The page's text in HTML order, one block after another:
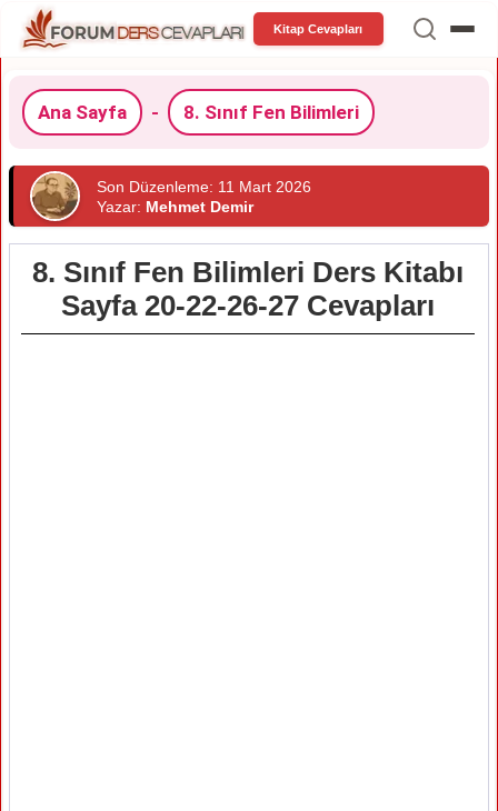
Kitap Cevapları
Ana Sayfa - 8. Sınıf Fen Bilimleri
Son Düzenleme: 11 Mart 2026
Yazar: Mehmet Demir
8. Sınıf Fen Bilimleri Ders Kitabı
Sayfa 20-22-26-27 Cevapları